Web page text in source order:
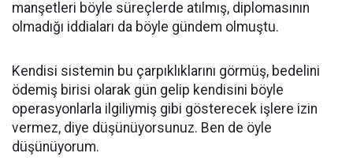
manşetleri böyle süreçlerde atılmış, diplomasının
olmadığı iddiaları da böyle gündem olmuştu.
Kendisi sistemin bu çarpıklıklarını görmüş, bedelini
ödemiş birisi olarak gün gelip kendisini böyle
operasyonlarla ilgiliymiş gibi gösterecek işlere izin
vermez, diye düşünüyorsunuz. Ben de öyle
düşünüyorum.